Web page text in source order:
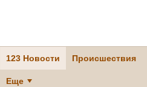
123 Новости Происшествия
Еще